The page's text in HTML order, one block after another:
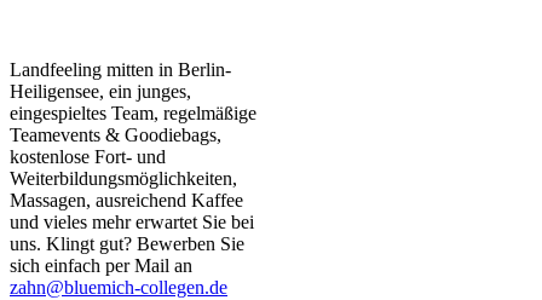
Landfeeling mitten in Berlin-
Heiligensee, ein junges,
eingespieltes Team, regelmäßige
Teamevents & Goodiebags,
kostenlose Fort- und
Weiterbildungsmöglichkeiten,
Massagen, ausreichend Kaffee
und vieles mehr erwartet Sie bei
uns. Klingt gut? Bewerben Sie
sich einfach per Mail an
zahn@bluemich-collegen.de